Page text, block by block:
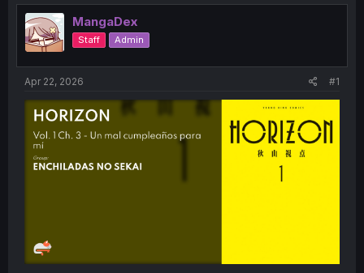
e
a
d
s
t
r
r
t
MangaDex
Staff Admin
Apr 22, 2026 #1